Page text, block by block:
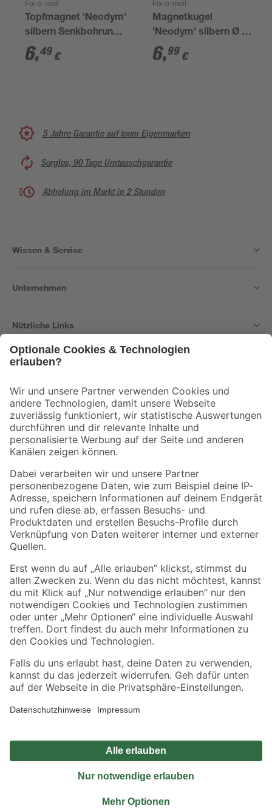
Fix-o-moll
Topfmagnet 'Neodym'
silbern Senkbohrung
Ø 20 x 7 mm
6,49 €
Fix-o-moll
Magnetkugel
'Neodym' silbern Ø 5
mm, 8 Stück
6,99 €
5 Jahre Garantie auf toom Eigenmarken
Sorglos, 90 Tage Umtauschgarantie
Abholung im Markt in 2 Stunden
Wissen & Service
Unternehmen
Nützliche Links
Der toom Newsletter: Keine Angebote und Aktionen mehr verpassen!
Zur Newsletter Anmeldung
Folge uns
Zahlungsarten Versandarten
Sicher einkaufen
Jetzt die toom-App herunterladen
Alle Preisangaben in EUR inkl. gesetzl. MwSt.. Die dargestellten Angebote sind unter
Umständen nicht in allen Märkten verfügbar. Die angegebenen Verfügbarkeiten beziehen
Produkte nur solange der Vorrat reicht.
*Paketversand ab 59 € versandkostenfrei, gilt nicht für Artikel mit Speditionsversand, hier
Privatsphäre Impressum
Nutzungsbedingungen
Widerrufsrecht
Vertrag widerrufen
© 2026 toom Baumarkt GmbH